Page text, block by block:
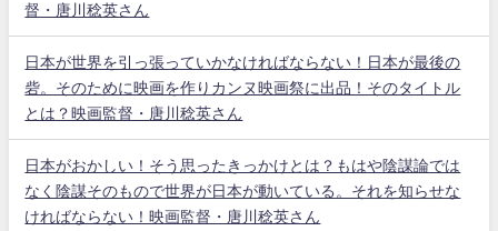
督・唐川稔英さん
日本が世界を引っ張っていかなければならない！日本が最後の
砦。そのために映画を作りカンヌ映画祭に出品！そのタイトル
とは？映画監督・唐川稔英さん
日本がおかしい！そう思ったきっかけとは？もはや陰謀論では
なく陰謀そのもので世界が日本が動いている。それを知らせな
ければならない！映画監督・唐川稔英さん